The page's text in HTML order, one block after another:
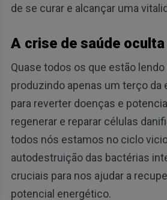
de se curar e alcançar uma
A crise de saúde oculta
Quase todos os que estão
produzindo apenas um terço da
para reverter doenças e
regenerar e reparar células
todos nós estamos no ciclo
autodestruição das bactérias
cruciais para nos ajudar a
potencial energético.